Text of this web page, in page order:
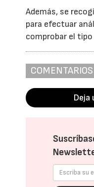
Además, se
para efectuar
comprobar el tipo
Deja